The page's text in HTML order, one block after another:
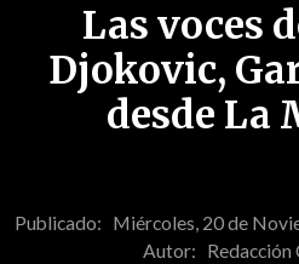
Las voces
Djokovic,
desde La
Publicado: Miércoles, 20 de
Autor: